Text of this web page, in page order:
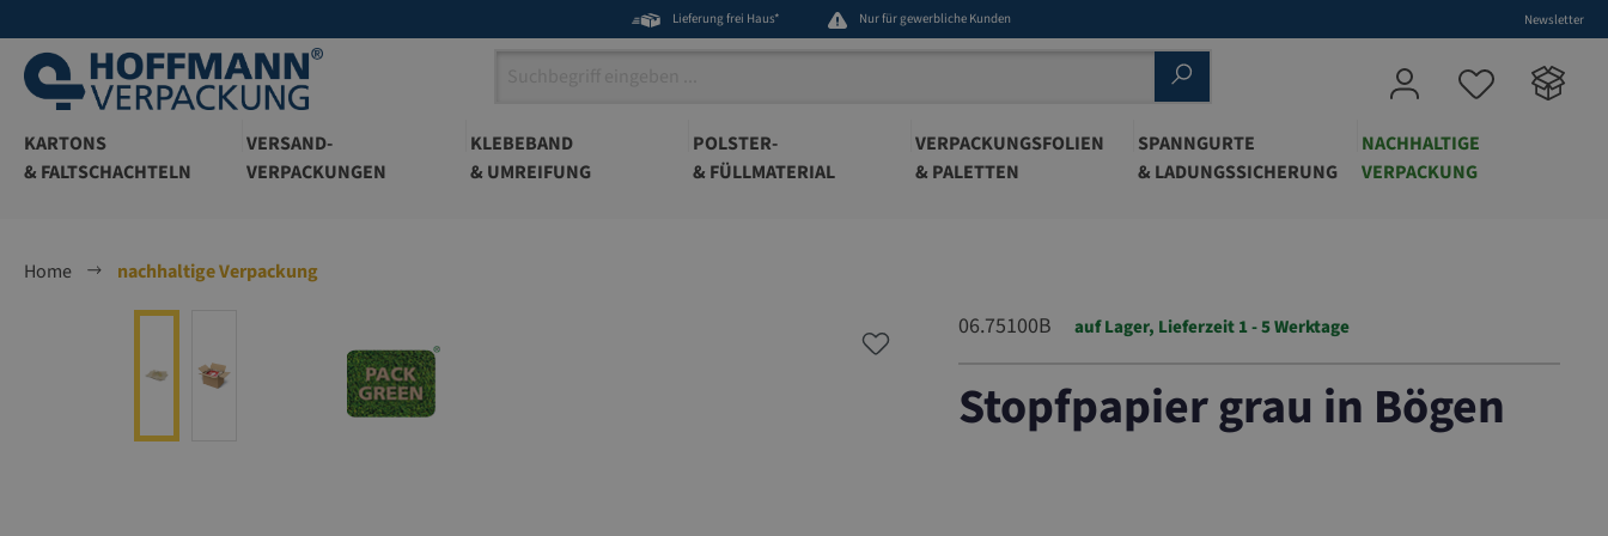
Lieferung frei Haus* Nur für gewerbliche Kunden Newsletter
KARTONS
& FALTSCHACHTELN
VERSAND-
VERPACKUNGEN
KLEBEBAND
& UMREIFUNG
POLSTER-
& FÜLLMATERIAL
VERPACKUNGSFOLIEN
& PALETTEN
SPANNGURTE
& LADUNGSSICHERUNG
NACHHALTIGE
VERPACKUNG
Home
nachhaltige Verpackung
Bildergalerie überspringen
06.75100B auf Lager, Lieferzeit 1 - 5 Werktage
Stopfpapier grau in Bögen